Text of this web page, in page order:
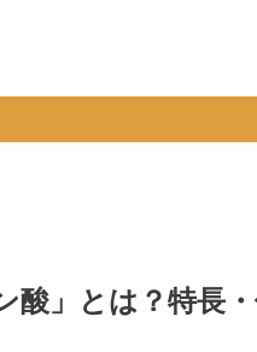
美容
酸」とは？特長